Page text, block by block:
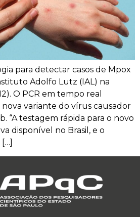
para detectar casos de Mpox
Adolfo Lutz (IAL) na
O PCR em tempo real
variante do vírus causador
“A testagem rápida para o novo
disponível no Brasil, e o